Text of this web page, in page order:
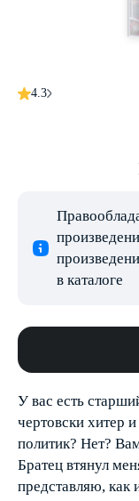
4.3
в каталоге
У вас есть
чертовски хитер
политик? Нет?
Братец втянул
представляю, как